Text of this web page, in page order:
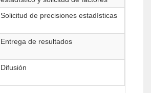
Solicitud de precisiones estadísticas
Entrega de resultados
Difusión